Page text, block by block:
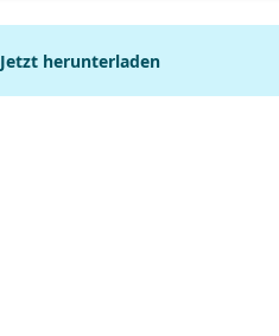
Jetzt herunterladen